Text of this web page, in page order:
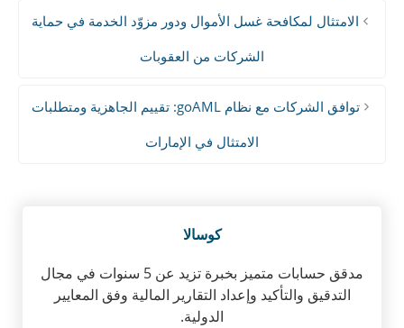
الامتثال لمكافحة غسل الأموال ودور مزوّد الخدمة في حماية
الشركات من العقوبات
توافق الشركات مع نظام goAML: تقييم الجاهزية ومتطلبات
الامتثال في الإمارات
كوسالا
مدقق حسابات متميز بخبرة تزيد عن 5 سنوات في مجال
التدقيق والتأكيد وإعداد التقارير المالية وفق المعايير
الدولية.